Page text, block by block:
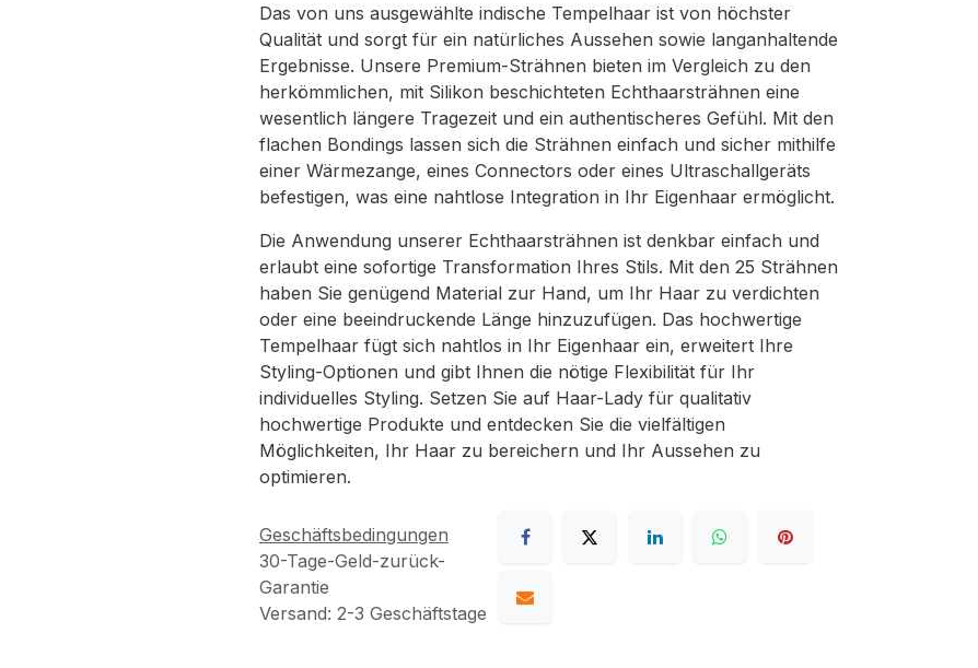
Das von uns ausgewählte indische Tempelhaar ist von höchster
Qualität und sorgt für ein natürliches Aussehen sowie langanhaltende
Ergebnisse. Unsere Premium-Strähnen bieten im Vergleich zu den
herkömmlichen, mit Silikon beschichteten Echthaarsträhnen eine
wesentlich längere Tragezeit und ein authentischeres Gefühl. Mit den
flachen Bondings lassen sich die Strähnen einfach und sicher mithilfe
einer Wärmezange, eines Connectors oder eines Ultraschallgeräts
befestigen, was eine nahtlose Integration in Ihr Eigenhaar ermöglicht.
Die Anwendung unserer Echthaarsträhnen ist denkbar einfach und
erlaubt eine sofortige Transformation Ihres Stils. Mit den 25 Strähnen
haben Sie genügend Material zur Hand, um Ihr Haar zu verdichten
oder eine beeindruckende Länge hinzuzufügen. Das hochwertige
Tempelhaar fügt sich nahtlos in Ihr Eigenhaar ein, erweitert Ihre
Styling-Optionen und gibt Ihnen die nötige Flexibilität für Ihr
individuelles Styling. Setzen Sie auf Haar-Lady für qualitativ
hochwertige Produkte und entdecken Sie die vielfältigen
Möglichkeiten, Ihr Haar zu bereichern und Ihr Aussehen zu
optimieren.
Geschäftsbedingungen
30-Tage-Geld-zurück-
Garantie
Versand: 2-3 Geschäftstage